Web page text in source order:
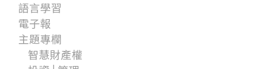
語言學習
電子報
主題專欄
智慧財產權